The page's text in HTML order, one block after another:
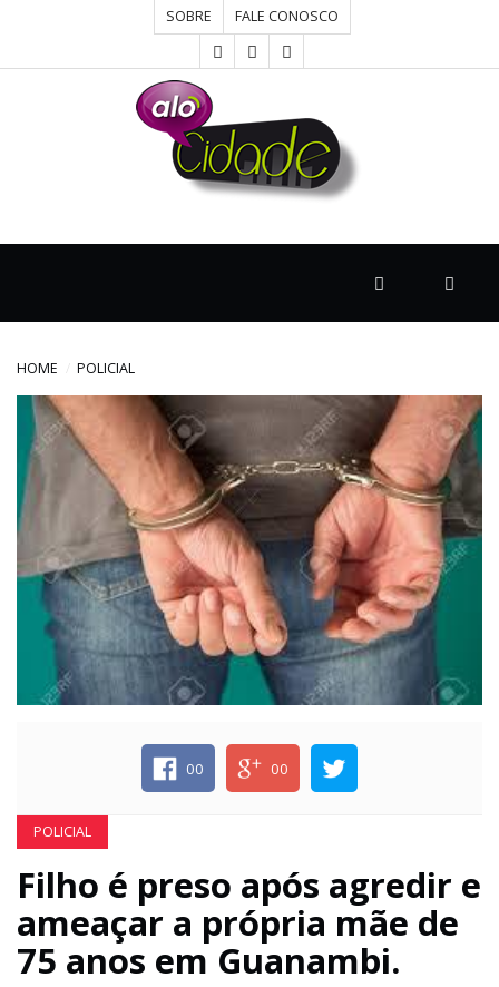
SOBRE FALE CONOSCO
DESTAQUE
DIVERSOS
ECONOMIA
EDUCAÇÃO
ESPECIAL
HOME POLICIAL
00 00
POLICIAL
Filho é preso após agredir e
ameaçar a própria mãe de
75 anos em Guanambi.